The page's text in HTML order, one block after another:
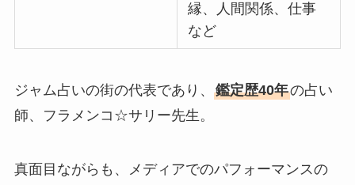
縁、人間関係、仕事
など
ジャム占いの街の代表であり、 鑑定歴40年の占い
師、フラメンコ☆サリー先生。
真面目ながらも、メディアでのパフォーマンスの